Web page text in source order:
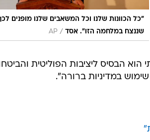
"כל הכוונות שלנו וכל המשאבים שלנו מופנים
שננצח במלחמה הזו". אסד /
AP
הבסיס ליציבות הפוליטית
במדיניות ברורה".